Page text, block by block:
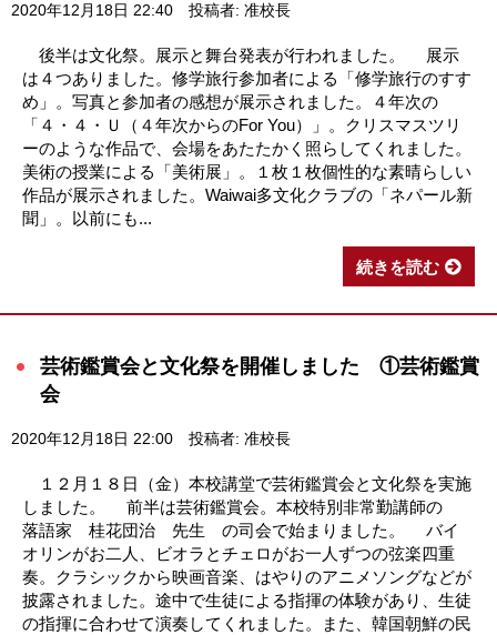
2020年12月18日 22:40 投稿者: 准校長
後半は文化祭。展示と舞台発表が行われました。 展示
は４つありました。修学旅行参加者による「修学旅行のすす
め」。写真と参加者の感想が展示されました。４年次の
「４・４・Ｕ（４年次からのFor You）」。クリスマスツリ
ーのような作品で、会場をあたたかく照らしてくれました。
美術の授業による「美術展」。１枚１枚個性的な素晴らしい
作品が展示されました。Waiwai多文化クラブの「ネパール新
聞」。以前にも...
続きを読む
芸術鑑賞会と文化祭を開催しました ①芸術鑑賞
会
2020年12月18日 22:00 投稿者: 准校長
１２月１８日（金）本校講堂で芸術鑑賞会と文化祭を実施
しました。 前半は芸術鑑賞会。本校特別非常勤講師の
落語家 桂花団治 先生 の司会で始まりました。 バイ
オリンがお二人、ビオラとチェロがお一人ずつの弦楽四重
奏。クラシックから映画音楽、はやりのアニメソングなどが
披露されました。途中で生徒による指揮の体験があり、生徒
の指揮に合わせて演奏してくれました。また、韓国朝鮮の民